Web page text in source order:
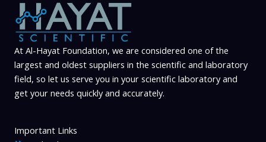
At Al-Hayat Foundation, we are considered one of the
largest and oldest suppliers in the scientific and laboratory
field, so let us serve you in your scientific laboratory and
get your needs quickly and accurately.
Important Links